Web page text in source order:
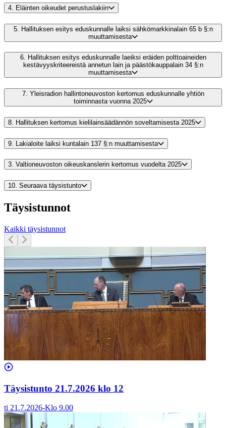
4. Eläinten oikeudet perustuslakiin
5.
Hallituksen esitys eduskunnalle laiksi sähkömarkkinalain 65 b §:n
muuttamisesta
6. Hallituksen esitys eduskunnalle laeiksi eräiden polttoaineiden
kestävyyskriteereistä annetun lain ja päästökauppalain 34 §:n
muuttamisesta
7. Yleisradion hallintoneuvoston kertomus eduskunnalle yhtiön
toiminnasta vuonna 2025
8. Hallituksen kertomus kielilainsäädännön soveltamisesta 2025
9. Lakialoite laiksi kuntalain 137 §:n muuttamisesta
3. Valtioneuvoston oikeuskanslerin kertomus vuodelta 2025
10. Seuraava täysistunto
Täysistunnot
Kaikki täysistunnot
Täysistunto 21.7.2026 klo 12
ti 21.7.2026-Klo 9.00